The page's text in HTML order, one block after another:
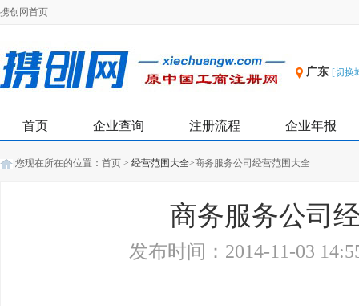
携创网首页
广东 [切换
首页 企业查询 注册流程 企业年报
您现在所在的位置： 首页 > 经营范围大全>商务服务公司经营范围大全
商务服务公司
发布时间：2014-11-03